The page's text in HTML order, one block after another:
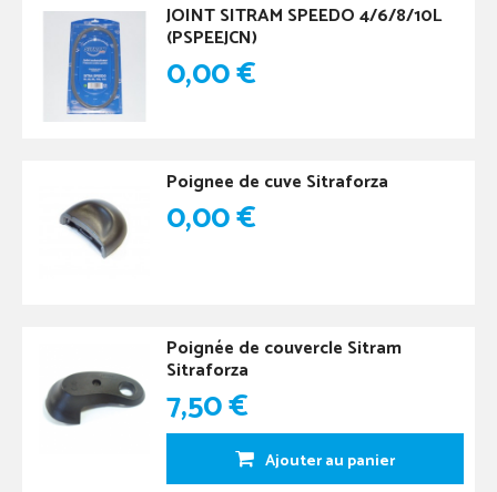
JOINT SITRAM SPEEDO 4/6/8/10L
(PSPEEJCN)
0,00 €
Poignee de cuve Sitraforza
0,00 €
Poignée de couvercle Sitram
Sitraforza
7,50 €
Ajouter au panier